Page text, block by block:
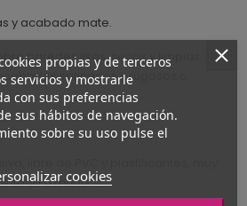
y acabado mate.
paredes lisas, secas y limpias. No
satinados y rugosos o
libre de PVC y plastificantes, muy
a mano.
propias y de terceros
servicios y mostrarle
con sus preferencias
sus hábitos de navegación.
sobre su uso pulse el
cookies